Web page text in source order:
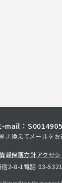
mail：
換えてメールをお
報保護方針アクセ
2-8-1 電話 03-